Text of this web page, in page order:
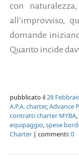
con
all’improvviso,
domande
Quanto incide
pubblicato il28
A.P.A. charter,Advance
contratti charter MYBA,
equipaggio,spese
Charter | commenti:0